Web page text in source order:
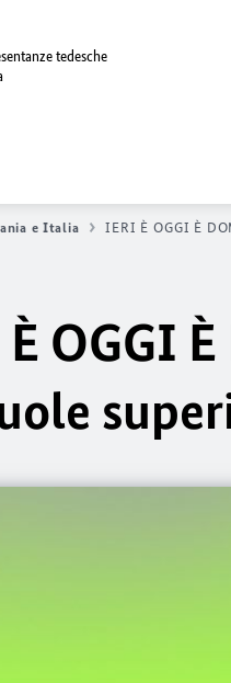
tedesche
e Italia IERI È OGGI È
OGGI